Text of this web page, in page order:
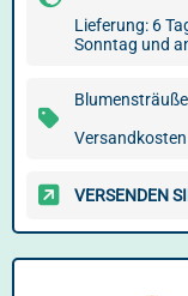
Lieferung: 6
Sonntag und
Versandkosten
VERSENDEN